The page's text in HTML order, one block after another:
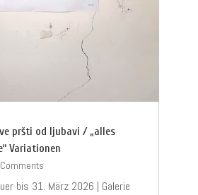
pršti od ljubavi / „alles
Variationen
bis 31. März 2026 | Galerie